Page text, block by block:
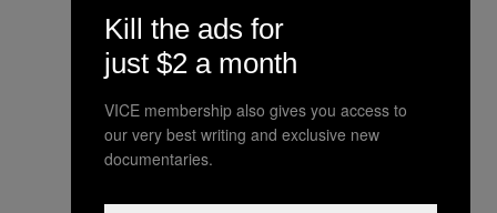
Kill the ads for
just $2 a month
VICE membership also gives you access to
our very best writing and exclusive new
documentaries.